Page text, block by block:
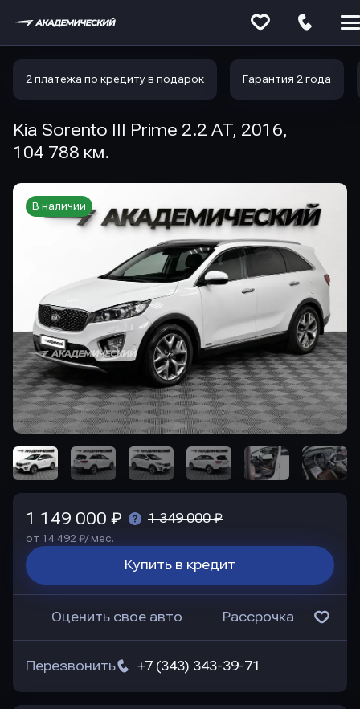
2 платежа по кредиту в подарок Гарантия 2 года
Kia Sorento III Prime 2.2 AT, 2016,
104 788 км.
В наличии
1 149 000 ₽ 1 349 000 ₽
от 14 492 ₽/ мес.
Купить в кредит
Оценить свое авто Рассрочка
+7 (343) 343-39-71
Перезвонить